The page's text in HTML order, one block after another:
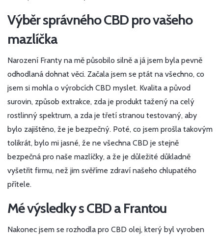
Výběr správného CBD pro vašeho
mazlíčka
Narození Franty na mě působilo silně a já jsem byla pevně
odhodlaná dohnat věci. Začala jsem se ptát na všechno, co
jsem si mohla o výrobcích CBD myslet. Kvalita a původ
surovin, způsob extrakce, zda je produkt tažený na celý
rostlinný spektrum, a zda je třetí stranou testovaný, aby
bylo zajištěno, že je bezpečný. Poté, co jsem prošla takovým
tolikrát, bylo mi jasné, že ne všechna CBD je stejně
bezpečná pro naše mazlíčky, a že je důležité důkladně
vyšetřit firmu, než jim svěříme zdraví našeho chlupatého
přítele.
Mé výsledky s CBD a Frantou
Nakonec jsem se rozhodla pro CBD olej, který byl vyroben